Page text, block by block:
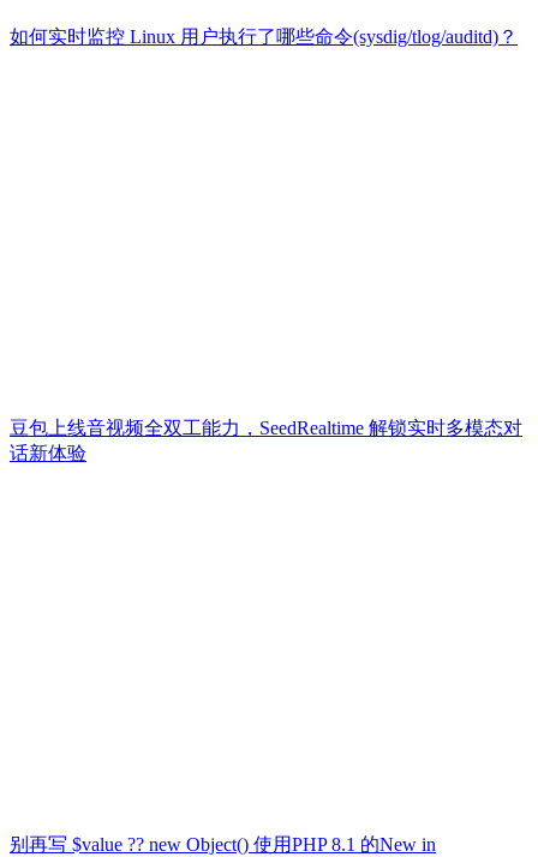
如何实时监控 Linux 用户执行了哪些命令(sysdig/tlog/auditd)？
豆包上线音视频全双工能力，SeedRealtime 解锁实时多模态对
话新体验
别再写 $value ?? new Object() 使用PHP 8.1 的New in